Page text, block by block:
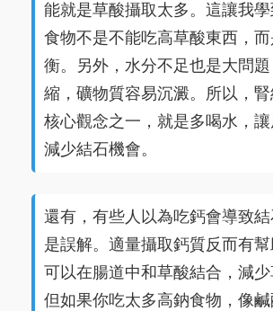
能就是草酸攝取太多。這讓我
食物不是不能吃高草酸東西，
衡。另外，水分不足也是大問
縮，礦物質容易沉澱。所以，
核心觀念之一，就是多喝水，讓
減少結石機會。
還有，有些人以為吃鈣會導致
是誤解。適量攝取鈣質反而有
可以在腸道中和草酸結合，減少
但如果你吃太多高鈉食物，像